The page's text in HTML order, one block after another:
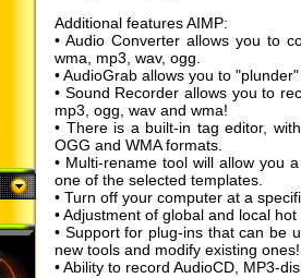
Additional features AIMP:
• Audio Converter allows you to
wma, mp3, wav, ogg.
• AudioGrab allows you to
• Sound Recorder allows you to
mp3, ogg, wav and wma!
• There is a built-in tag editor,
OGG and WMA formats.
• Multi-rename tool will allow you
one of the selected templates.
• Turn off your computer at a
• Adjustment of global and local
• Support for plug-ins that can be
new tools and modify existing ones!
• Ability to record AudioCD, MP3-